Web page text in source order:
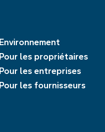
Environnement
Pour les propriétaires
Pour les entreprises
Pour les fournisseurs